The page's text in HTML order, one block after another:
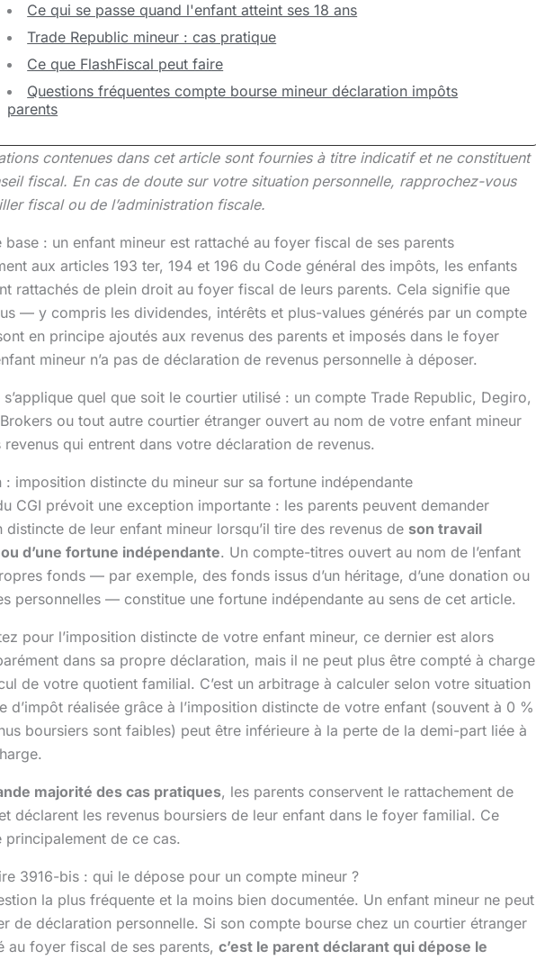
Ce qui se passe quand l'enfant atteint ses 18 ans
Trade Republic mineur : cas pratique
Ce que FlashFiscal peut faire
Questions fréquentes compte bourse mineur déclaration impôts
parents
contenues dans cet article sont fournies à titre indicatif et ne constituent
fiscal. En cas de doute sur votre situation personnelle, rapprochez-vous
fiscal ou de l’administration fiscale.
base : un enfant mineur est rattaché au foyer fiscal de ses parents
aux articles 193 ter, 194 et 196 du Code général des impôts, les enfants
rattachés de plein droit au foyer fiscal de leurs parents. Cela signifie que
— y compris les dividendes, intérêts et plus-values générés par un compte
en principe ajoutés aux revenus des parents et imposés dans le foyer
mineur n’a pas de déclaration de revenus personnelle à déposer.
quel que soit le courtier utilisé : un compte Trade Republic, Degiro,
ou tout autre courtier étranger ouvert au nom de votre enfant mineur
revenus qui entrent dans votre déclaration de revenus.
: imposition distincte du mineur sur sa fortune indépendante
CGI prévoit une exception importante : les parents peuvent demander
distincte de leur enfant mineur lorsqu’il tire des revenus de son travail
d’une fortune indépendante. Un compte-titres ouvert au nom de l’enfant
fonds — par exemple, des fonds issus d’un héritage, d’une donation ou
personnelles — constitue une fortune indépendante au sens de cet article.
pour l’imposition distincte de votre enfant mineur, ce dernier est alors
dans sa propre déclaration, mais il ne peut plus être compté à charge
de votre quotient familial. C’est un arbitrage à calculer selon votre situation
d’impôt réalisée grâce à l’imposition distincte de votre enfant (souvent à 0 %
boursiers sont faibles) peut être inférieure à la perte de la demi-part liée à
majorité des cas pratiques, les parents conservent le rattachement de
déclarent les revenus boursiers de leur enfant dans le foyer familial. Ce
principalement de ce cas.
3916-bis : qui le dépose pour un compte mineur ?
la plus fréquente et la moins bien documentée. Un enfant mineur ne peut
de déclaration personnelle. Si son compte bourse chez un courtier étranger
au foyer fiscal de ses parents, c’est le parent déclarant qui dépose le